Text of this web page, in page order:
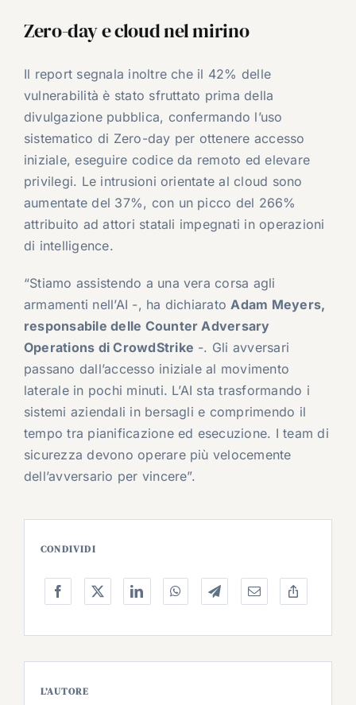
Zero-day e cloud nel mirino
Il report segnala inoltre che il 42% delle
vulnerabilità è stato sfruttato prima della
divulgazione pubblica, confermando l’uso
sistematico di Zero-day per ottenere accesso
iniziale, eseguire codice da remoto ed elevare
privilegi. Le intrusioni orientate al cloud sono
aumentate del 37%, con un picco del 266%
attribuito ad attori statali impegnati in operazioni
di intelligence.
“Stiamo assistendo a una vera corsa agli
armamenti nell’AI -, ha dichiarato Adam Meyers,
responsabile delle Counter Adversary
Operations di CrowdStrike -. Gli avversari
passano dall’accesso iniziale al movimento
laterale in pochi minuti. L’AI sta trasformando i
sistemi aziendali in bersagli e comprimendo il
tempo tra pianificazione ed esecuzione. I team di
sicurezza devono operare più velocemente
dell’avversario per vincere”.
CONDIVIDI
L’AUTORE